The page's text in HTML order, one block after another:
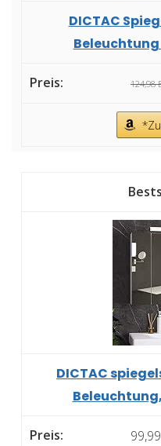
DICTAC
124,98
DICTAC